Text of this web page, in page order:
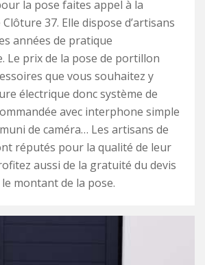
la pose faites appel à la
37. Elle dispose d’artisans
années de pratique
Le prix de la pose de portillon
que vous souhaitez y
électrique donc système de
avec interphone simple
de caméra… Les artisans de
réputés pour la qualité de leur
aussi de la gratuité du devis
montant de la pose.